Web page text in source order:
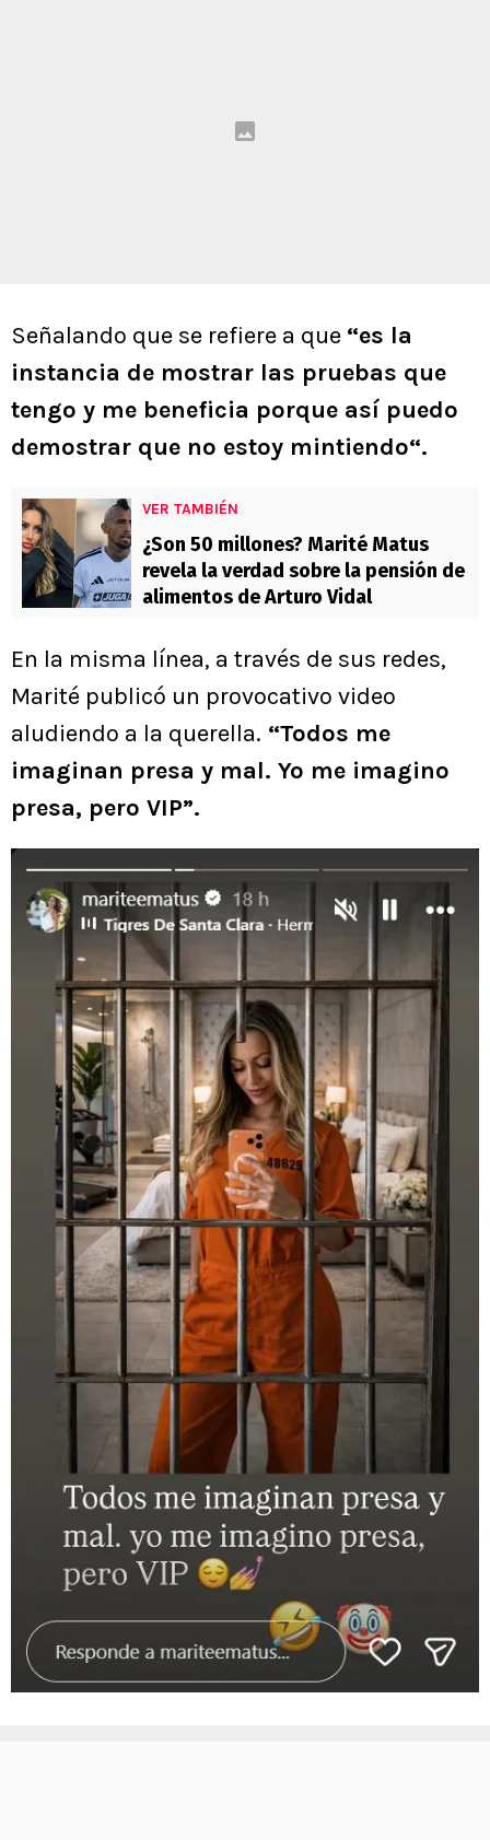
Señalando que se refiere a que “es la
instancia de mostrar las pruebas que
tengo y me beneficia porque así puedo
demostrar que no estoy mintiendo“.
VER TAMBIÉN
¿Son 50 millones? Marité Matus
revela la verdad sobre la pensión de
alimentos de Arturo Vidal
En la misma línea, a través de sus redes,
Marité publicó un provocativo video
aludiendo a la querella. “Todos me
imaginan presa y mal. Yo me imagino
presa, pero VIP”.